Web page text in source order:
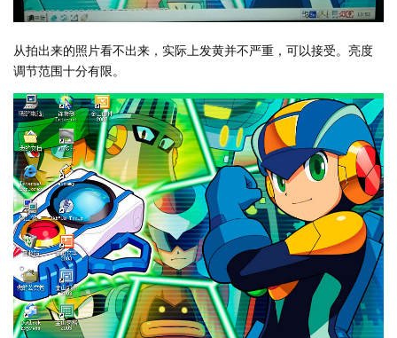
从拍出来的照片看不出来，实际上发黄并不严重，可以接受。亮度
调节范围十分有限。